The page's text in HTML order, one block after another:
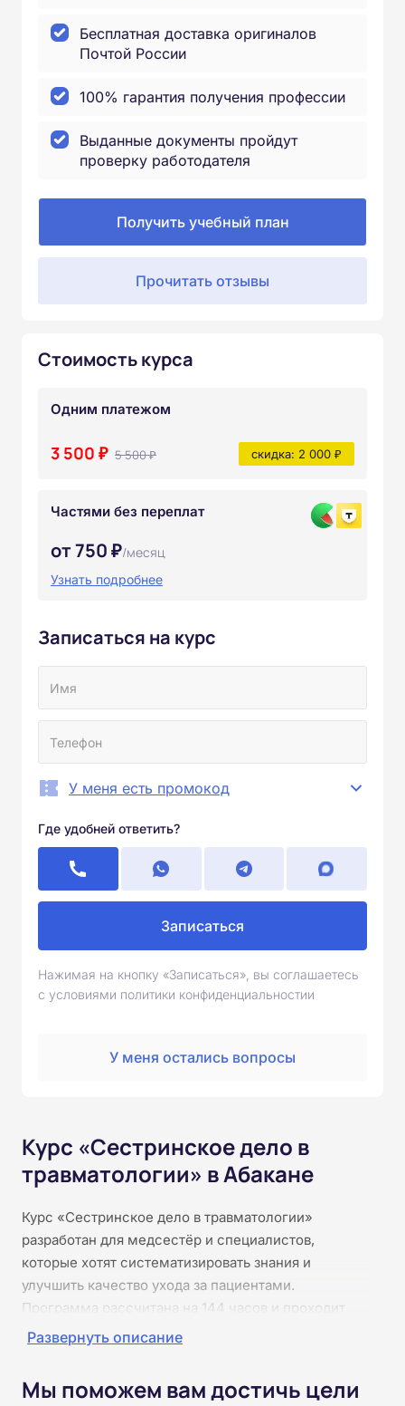
Бесплатная доставка оригиналов
Почтой России
100% гарантия получения профессии
Выданные документы пройдут
проверку работодателя
Получить учебный план
Прочитать отзывы
Стоимость курса
Одним платежом
3 500 ₽ 5 500 ₽ скидка: 2 000 ₽
Частями без переплат
от 750 ₽/месяц
Узнать подробнее
Записаться на курс
У меня есть промокод
Где удобней ответить?
Записаться
Нажимая на кнопку «Записаться», вы соглашаетесь
с условиями политики конфиденциальностии
У меня остались вопросы
Курс «Сестринское дело в
травматологии» в Абакане
Курс «Сестринское дело в травматологии»
разработан для медсестёр и специалистов,
которые хотят систематизировать знания и
улучшить качество ухода за пациентами.
Программа рассчитана на 144 часов и проходит
полностью онлайн. Программа посвящена
овладеть методами оказания первой помощи,
Развернуть описание
Мы поможем вам достичь цели